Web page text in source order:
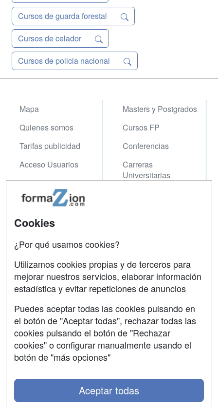
Cursos de guarda forestal
Cursos de celador
Cursos de policia nacional
Mapa
Quienes somos
Tarifas publicidad
Acceso Usuarios
Acceso Centros
Masters y Postgrados
Cursos FP
Conferencias
Carreras
Universitarias
Contactar
Confidencialidad
Aviso legal
Copyleft
Grupo formazion:
Cookies
¿Por qué usamos cookies?
Utilizamos cookies propias y de terceros para
mejorar nuestros servicios, elaborar información
estadística y evitar repeticiones de anuncios
Puedes aceptar todas las cookies pulsando en
el botón de "Aceptar todas", rechazar todas las
cookies pulsando el botón de "Rechazar
cookies" o configurar manualmente usando el
botón de "más opciones"
Aceptar todas